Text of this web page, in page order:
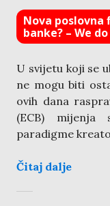
Nova poslovna
banke? – We
U svijetu koji se
ne mogu biti
ovih dana
(ECB) mijenja
paradigme
Čitaj dalje